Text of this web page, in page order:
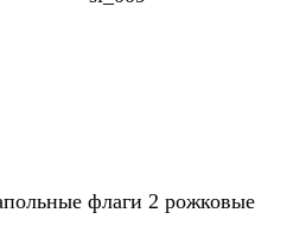
флаги 2 рожковые